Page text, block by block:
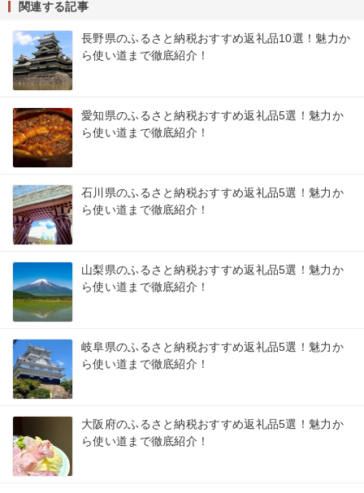
関連する記事
長野県のふるさと納税おすすめ返礼品10選！魅力か
ら使い道まで徹底紹介！
愛知県のふるさと納税おすすめ返礼品5選！魅力か
ら使い道まで徹底紹介！
石川県のふるさと納税おすすめ返礼品5選！魅力か
ら使い道まで徹底紹介！
山梨県のふるさと納税おすすめ返礼品5選！魅力か
ら使い道まで徹底紹介！
岐阜県のふるさと納税おすすめ返礼品5選！魅力か
ら使い道まで徹底紹介！
大阪府のふるさと納税おすすめ返礼品5選！魅力か
ら使い道まで徹底紹介！